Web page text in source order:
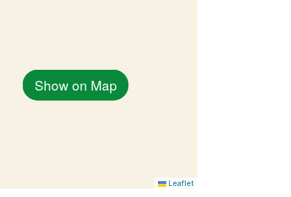
Show on Map
Leaflet